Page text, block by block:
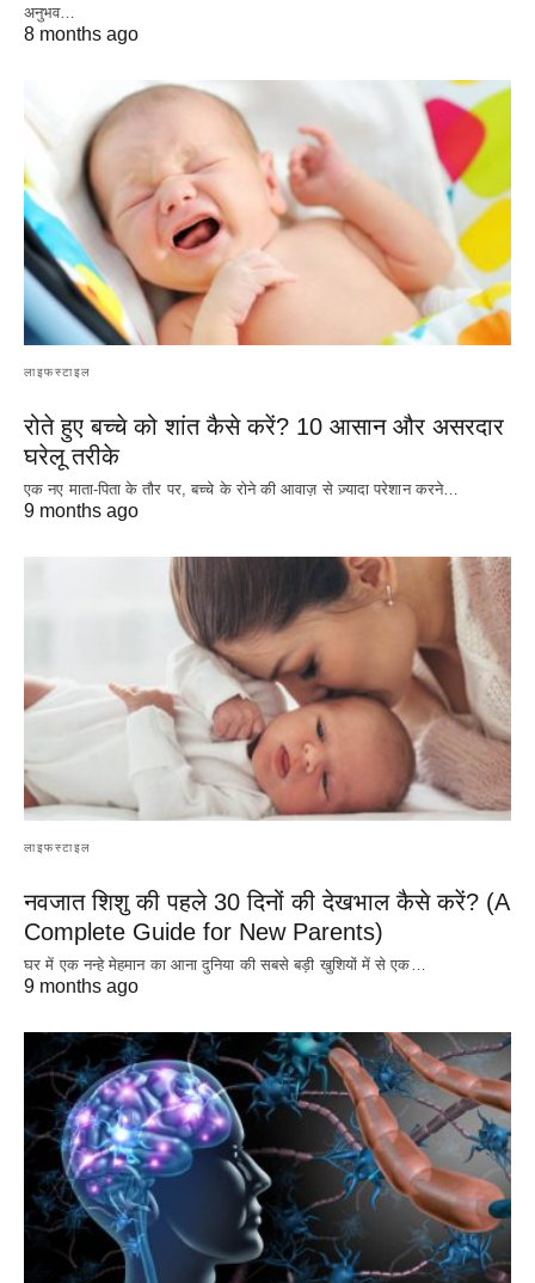
अनुभव…
8 months ago
लाइफस्टाइल
रोते हुए बच्चे को शांत कैसे करें? 10 आसान और असरदार
घरेलू तरीके
एक नए माता-पिता के तौर पर, बच्चे के रोने की आवाज़ से ज़्यादा परेशान करने…
9 months ago
लाइफस्टाइल
नवजात शिशु की पहले 30 दिनों की देखभाल कैसे करें? (A
Complete Guide for New Parents)
घर में एक नन्हे मेहमान का आना दुनिया की सबसे बड़ी खुशियों में से एक…
9 months ago